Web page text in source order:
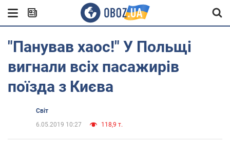
"Панував хаос!" У Польщі
вигнали всіх пасажирів
поїзда з Києва
Світ
6.05.2019 10:27
118,9 т.